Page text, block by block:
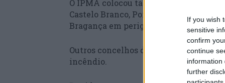
If you wish
sensitive
confirm
continue
information
further
O IPMA colocou também mais de 50
Castelo Branco, Portalegre, Leiria,
Bragança em perigo muito elevado.
Outros concelhos de todos os
incêndio.